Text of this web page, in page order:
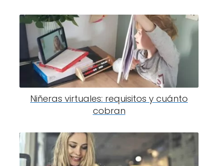
Niñeras virtuales: requisitos y cuánto
cobran